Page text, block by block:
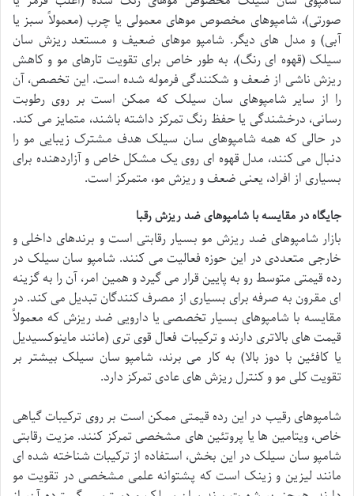
صورتی)، شامپوهای مخصوص موهای معمولی یا چرب (معمولاً سبز یا
آبی) و مدل های دیگر. شامپو موهای ضعیف و مستعد ریزش سان
سیلک (قهوه ای رنگ)، به طور خاص برای تقویت تارهای مو و کاهش
ریزش ناشی از ضعف و شکنندگی فرموله شده است. این تخصص، آن
را از سایر شامپوهای سان سیلک که ممکن است بر روی رطوبت
رسانی، درخشندگی یا حفظ رنگ تمرکز داشته باشند، متمایز می کند.
در حالی که همه شامپوهای سان سیلک هدف مشترک زیبایی مو را
دنبال می کنند، مدل قهوه ای روی یک مشکل خاص و آزاردهنده برای
بسیاری از افراد، یعنی ضعف و ریزش مو، متمرکز است.
جایگاه در مقایسه با شامپوهای ضد ریزش رقبا
بازار شامپوهای ضد ریزش مو بسیار رقابتی است و برندهای داخلی و
خارجی متعددی در این حوزه فعالیت می کنند. شامپو سان سیلک در
رده قیمتی متوسط رو به پایین قرار می گیرد و همین امر، آن را به گزینه
ای مقرون به صرفه برای بسیاری از مصرف کنندگان تبدیل می کند. در
مقایسه با شامپوهای بسیار تخصصی یا دارویی ضد ریزش که معمولاً
قیمت های بالاتری دارند و ترکیبات فعال قوی تری (مانند ماینوکسیدیل
یا کافئین با دوز بالا) به کار می برند، شامپو سان سیلک بیشتر بر
تقویت کلی مو و کنترل ریزش های عادی تمرکز دارد.
شامپوهای رقیب در این رده قیمتی ممکن است بر روی ترکیبات گیاهی
خاص، ویتامین ها یا پروتئین های مشخصی تمرکز کنند. مزیت رقابتی
شامپو سان سیلک در این بخش، استفاده از ترکیبات شناخته شده ای
مانند لیزین و زینک است که پشتوانه علمی مشخصی در تقویت مو